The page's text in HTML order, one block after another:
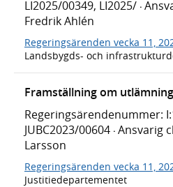
LI2025/00349, LI2025/ ·
Fredrik Ahlén
Regeringsärenden vecka 11,
Landsbygds- och
Framställning om
Regeringsärendenummer:
JUBC2023/00604 · Ansvarig
Larsson
Regeringsärenden vecka 11,
Justitiedepartementet